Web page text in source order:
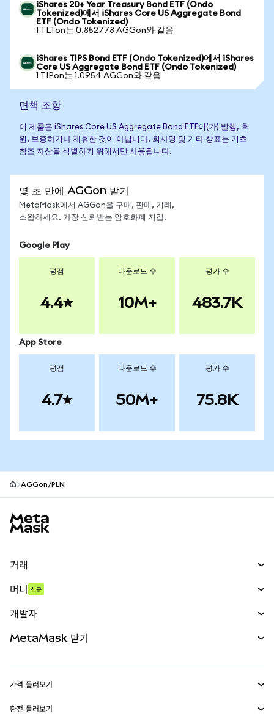
iShares 20+ Year Treasury Bond ETF (Ondo
Tokenized)에서 iShares Core US Aggregate Bond
ETF (Ondo Tokenized)
1 TLTon는 0.852778 AGGon와 같음
iShares TIPS Bond ETF (Ondo Tokenized)에서 iShares
Core US Aggregate Bond ETF (Ondo Tokenized)
1 TIPon는 1.0954 AGGon와 같음
면책 조항
이 제품은 iShares Core US Aggregate Bond ETF이(가) 발행, 후
원, 보증하거나 제휴한 것이 아닙니다. 회사명 및 기타 상표는 기초
참조 자산을 식별하기 위해서만 사용됩니다.
몇 초 만에 AGGon 받기
MetaMask에서 AGGon을 구매, 판매, 거래,
스왑하세요. 가장 신뢰받는 암호화폐 지갑.
Google Play
평점
4.4
다운로드 수
10M+
평가 수
483.7K
App Store
평점
4.7
다운로드 수
50M+
평가 수
75.8K
AGGon/PLN
거래
무기한 선물
실물자산
머니 신규
개발자
MetaMask 받기
가격 둘러보기
환전 둘러보기